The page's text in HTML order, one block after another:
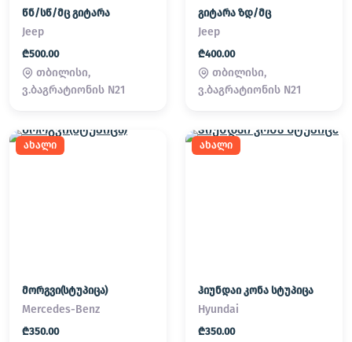
წნ/სწ/მც გიტარა
Jeep
₾500.00
თბილისი,
ვ.ბაგრატიონის N21
გიტარა ზდ/მც
Jeep
₾400.00
თბილისი,
ვ.ბაგრატიონის N21
ახალი
მორგვი(სტუპიცა)
Mercedes-Benz
₾350.00
ახალი
ჰიუნდაი კონა სტუპიცა
Hyundai
₾350.00